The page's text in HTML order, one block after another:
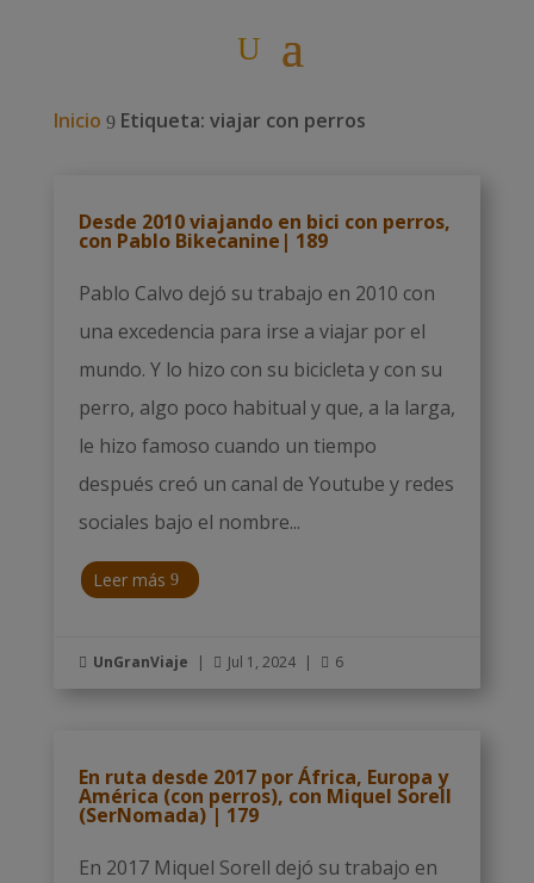
Inicio 9 Etiqueta: viajar con perros
Desde 2010 viajando en bici con perros,
con Pablo Bikecanine| 189
Pablo Calvo dejó su trabajo en 2010 con
una excedencia para irse a viajar por el
mundo. Y lo hizo con su bicicleta y con su
perro, algo poco habitual y que, a la larga,
le hizo famoso cuando un tiempo
después creó un canal de Youtube y redes
sociales bajo el nombre...
Leer más
 UnGranViaje |  Jul 1, 2024 |  6
En ruta desde 2017 por África, Europa y
América (con perros), con Miquel Sorell
(SerNomada) | 179
En 2017 Miquel Sorell dejó su trabajo en